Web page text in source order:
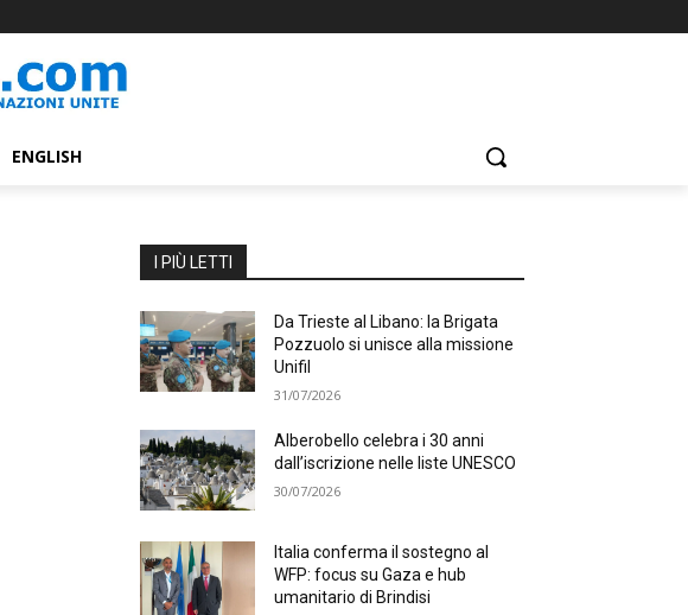
ENGLISH
I PIÙ LETTI
Da Trieste al Libano: la Brigata
Pozzuolo si unisce alla missione
Unifil
31/07/2026
Alberobello celebra i 30 anni
dall’iscrizione nelle liste UNESCO
30/07/2026
Italia conferma il sostegno al
WFP: focus su Gaza e hub
umanitario di Brindisi